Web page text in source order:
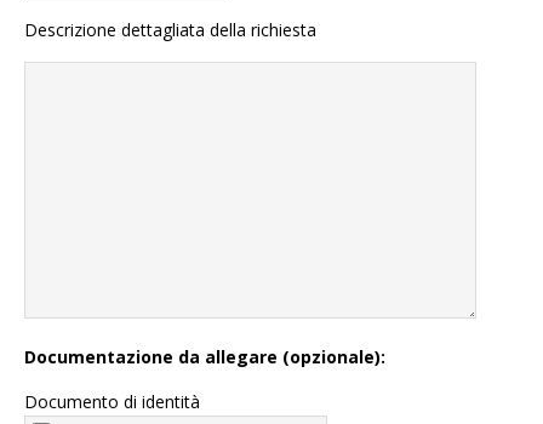
Descrizione dettagliata della richiesta
Documentazione da allegare (opzionale):
Documento di identità